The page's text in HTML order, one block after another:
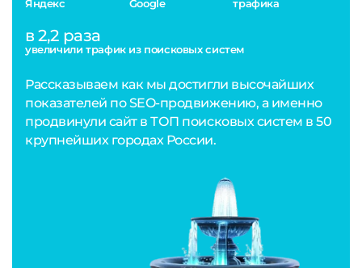
Яндекс
Google
трафика
в 2,2 раза
увеличили трафик из поисковых систем
Рассказываем как мы достигли высочайших
показателей по SEO-продвижению, а именно
продвинули сайт в ТОП поисковых систем в 50
крупнейших городах России.